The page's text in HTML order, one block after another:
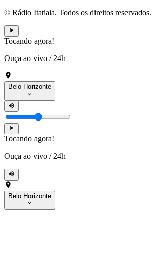
© Rádio Itatiaia. Todos os direitos reservados.
Tocando agora!
Ouça ao vivo / 24h
Belo Horizonte
Tocando agora!
Ouça ao vivo / 24h
Belo Horizonte